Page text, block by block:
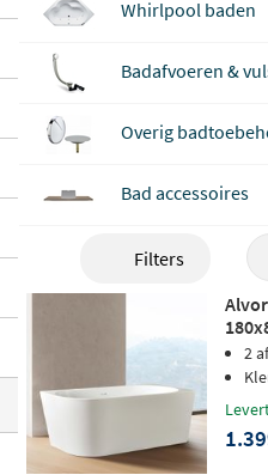
mte heeft.
Whirlpool baden
Badafvoeren &
Overig
Bad accessoires
Filters
2